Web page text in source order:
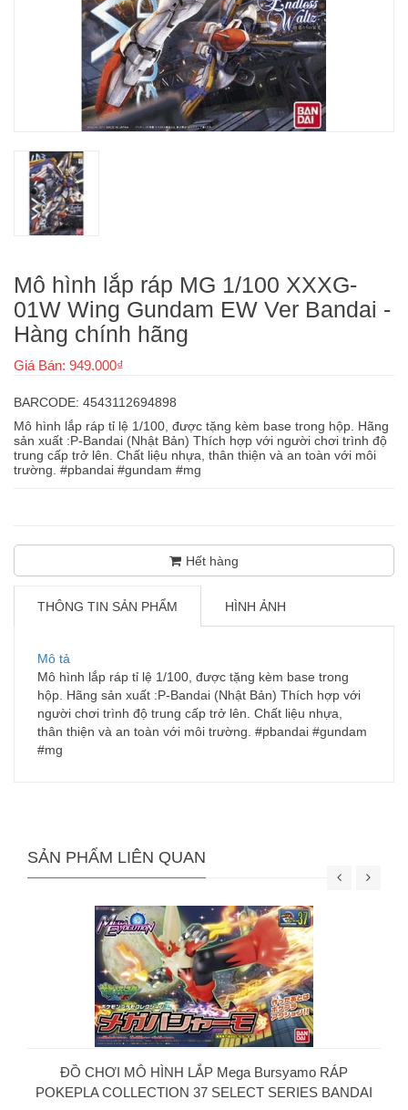
Mô hình lắp ráp MG 1/100 XXXG-
01W Wing Gundam EW Ver Bandai -
Hàng chính hãng
Giá Bán: 949.000₫
BARCODE: 4543112694898
Mô hình lắp ráp tỉ lệ 1/100, được tặng kèm base trong hộp. Hãng
sản xuất :P-Bandai (Nhật Bản) Thích hợp với người chơi trình độ
trung cấp trở lên. Chất liệu nhựa, thân thiện và an toàn với môi
trường. #pbandai #gundam #mg
Hết hàng
THÔNG TIN SẢN PHẨM HÌNH ẢNH
Mô tả
Mô hình lắp ráp tỉ lệ 1/100, được tặng kèm base trong
hộp. Hãng sản xuất :P-Bandai (Nhật Bản) Thích hợp với
người chơi trình độ trung cấp trở lên. Chất liệu nhựa,
thân thiện và an toàn với môi trường. #pbandai #gundam
#mg
SẢN PHẨM LIÊN QUAN
ĐỒ CHƠI MÔ HÌNH LẮP Mega Bursyamo RÁP
POKEPLA COLLECTION 37 SELECT SERIES BANDAI